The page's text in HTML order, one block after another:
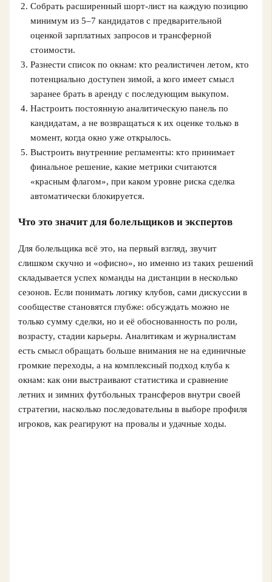
Собрать расширенный шорт-лист на каждую позицию
минимум из 5–7 кандидатов с предварительной
оценкой зарплатных запросов и трансферной
стоимости.
Разнести список по окнам: кто реалистичен летом, кто
потенциально доступен зимой, а кого имеет смысл
заранее брать в аренду с последующим выкупом.
Настроить постоянную аналитическую панель по
кандидатам, а не возвращаться к их оценке только в
момент, когда окно уже открылось.
Выстроить внутренние регламенты: кто принимает
финальное решение, какие метрики считаются
«красным флагом», при каком уровне риска сделка
автоматически блокируется.
Что это значит для болельщиков и экспертов
Для болельщика всё это, на первый взгляд, звучит
слишком скучно и «офисно», но именно из таких решений
складывается успех команды на дистанции в несколько
сезонов. Если понимать логику клубов, сами дискуссии в
сообществе становятся глубже: обсуждать можно не
только сумму сделки, но и её обоснованность по роли,
возрасту, стадии карьеры. Аналитикам и журналистам
есть смысл обращать больше внимания не на единичные
громкие переходы, а на комплексный подход клуба к
окнам: как они выстраивают статистика и сравнение
летних и зимних футбольных трансферов внутри своей
стратегии, насколько последовательны в выборе профиля
игроков, как реагируют на провалы и удачные ходы.